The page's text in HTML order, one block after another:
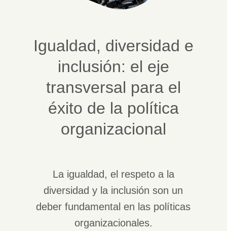
Igualdad, diversidad e
inclusión: el eje
transversal para el
éxito de la política
organizacional
La igualdad, el respeto a la
diversidad y la inclusión son un
deber fundamental en las políticas
organizacionales.